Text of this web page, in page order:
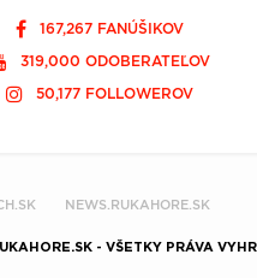
167,267 FANÚŠIKOV
319,000 ODOBERATEĽOV
50,177 FOLLOWEROV
NEWS.RUKAHORE.SK
- VŠETKY PRÁVA